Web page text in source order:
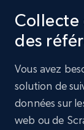
Collecte
des
Vous avez
solution de
données sur
web ou de